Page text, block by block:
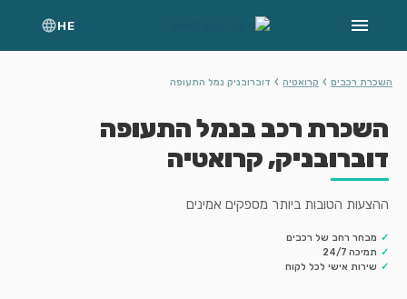
HE
השכרת רכבים › קרואטיה › דוברובניק נמל התעופה
השכרת רכב בנמל התעופה
דוברובניק, קרואטיה
ההצעות הטובות ביותר מספקים אמינים
✓ מבחר רחב של רכבים
✓ תמיכה 24/7
✓ שירות אישי לכל לקוח